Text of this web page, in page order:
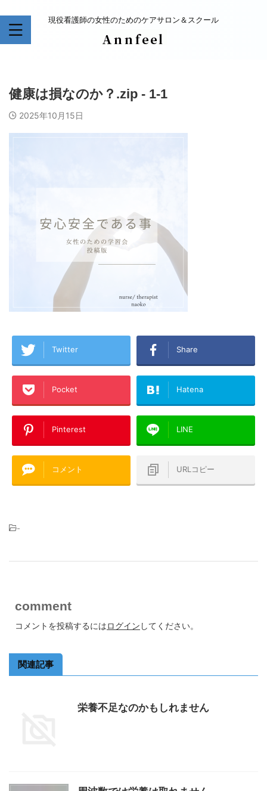
現役看護師の女性のためのケアサロン＆スクール
健康は損なのか？.zip - 1-1
2025年10月15日
Twitter Share
Pocket Hatena
Pinterest LINE
コメント URLコピー
-
comment
コメントを投稿するにはログイン してください。
関連記事
栄養不足なのかもしれません